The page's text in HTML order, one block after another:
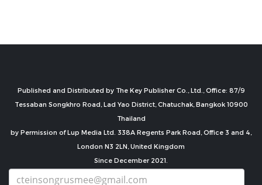
Published and Distributed by The Key Publisher Co., Ltd., Office: 87/9
Tessaban Songkhro Road, Lad Yao District, Chatuchak, Bangkok 10900
Thailand
by Permission of Lup Media Ltd. 338A Regents Park Road, Office 3 and 4,
London N3 2LN, United Kingdom
Since December 2021.